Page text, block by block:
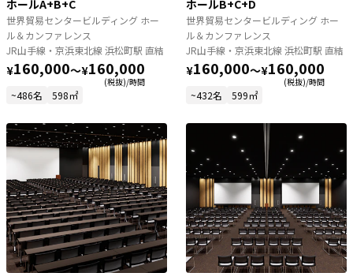
ホールA+B+C
世界貿易センタービルディング ホー
ル＆カンファレンス
JR山手線・京浜東北線 浜松町駅 直結
¥160,000〜¥160,000
(税抜)/時間
~486名 598㎡
ホールB+C+D
世界貿易センタービルディング ホー
ル＆カンファレンス
JR山手線・京浜東北線 浜松町駅 直結
¥160,000〜¥160,000
(税抜)/時間
~432名 599㎡